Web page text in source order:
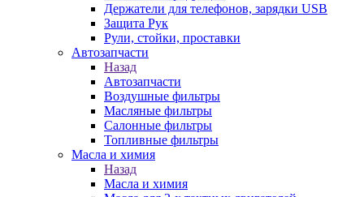
Держатели для телефонов, зарядки USB
Защита Рук
Рули, стойки, проставки
Автозапчасти
Назад
Автозапчасти
Воздушные фильтры
Масляные фильтры
Салонные фильтры
Топливные фильтры
Масла и химия
Назад
Масла и химия